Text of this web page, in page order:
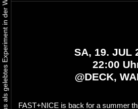
SA, 19. JUL
22:00
@DECK,
FAST+NICE is back for a summer